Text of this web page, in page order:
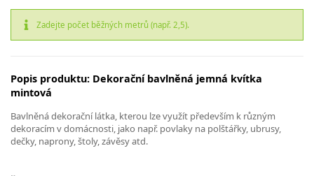
Zadejte počet běžných metrů (např. 2,5).
Popis produktu: Dekorační bavlněná jemná kvítka
mintová
Bavlněná dekorační látka, kterou lze využít především k různým
dekoracím v domácnosti, jako např. povlaky na polštářky, ubrusy,
dečky, naprony, štoly, závěsy atd.